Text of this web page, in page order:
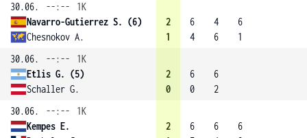
30.06.
--:--
1K
Navarro-Gutierrez S. (6)
Chesnokov A.
2
1
6
4
4
6
6
1
30.06.
--:--
1K
Etlis G. (5)
Schaller G.
2
0
6
0
6
2
30.06.
--:--
1K
Kempes E.
2
6
6
6